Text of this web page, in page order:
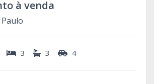
à venda
3 3 4